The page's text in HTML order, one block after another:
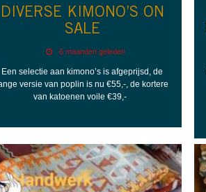
DIVERSE KIMONO’S ON
SALE
6 maanden geleden
Een selectie aan kimono’s is afgeprijsd, de
versie van poplin is nu €55,-, de kortere
van katoenen voile €39,-